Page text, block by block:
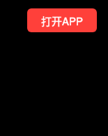
打开APP